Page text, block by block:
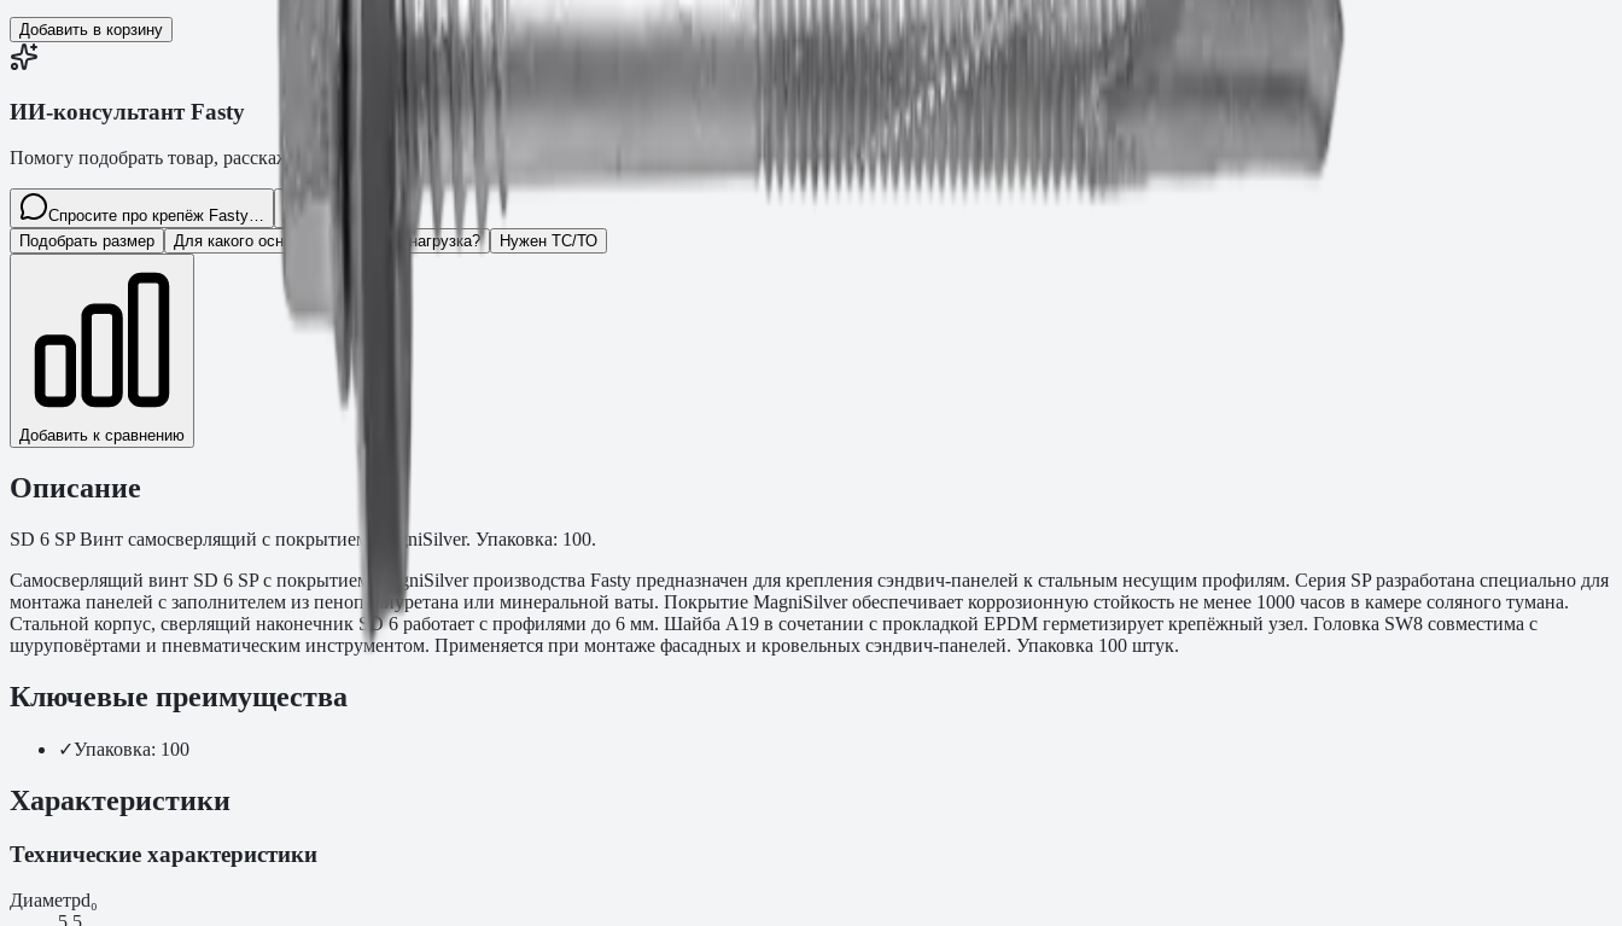
Добавить в корзину
ИИ-консультант Fasty
Помогу подобрать товар, расскажу характеристики и оформлю заявку.
Спросите про крепёж Fasty…
Подобрать размер
Для какого основания? Какая нагрузка? Нужен ТС/ТО
Добавить к сравнению
Описание
SD 6 SP Винт самосверлящий с покрытием MagniSilver. Упаковка: 100.
Самосверлящий винт SD 6 SP с покрытием MagniSilver производства Fasty предназначен для крепления сэндвич-панелей к стальным несущим профилям. Серия SP разработана специально для
монтажа панелей с заполнителем из пенополиуретана или минеральной ваты. Покрытие MagniSilver обеспечивает коррозионную стойкость не менее 1000 часов в камере соляного тумана.
Стальной корпус, сверлящий наконечник SD 6 работает с профилями до 6 мм. Шайба A19 в сочетании с прокладкой EPDM герметизирует крепёжный узел. Головка SW8 совместима с
шуруповёртами и пневматическим инструментом. Применяется при монтаже фасадных и кровельных сэндвич-панелей. Упаковка 100 штук.
Ключевые преимущества
✓Упаковка: 100
Характеристики
Технические характеристики
Диаметрd₀